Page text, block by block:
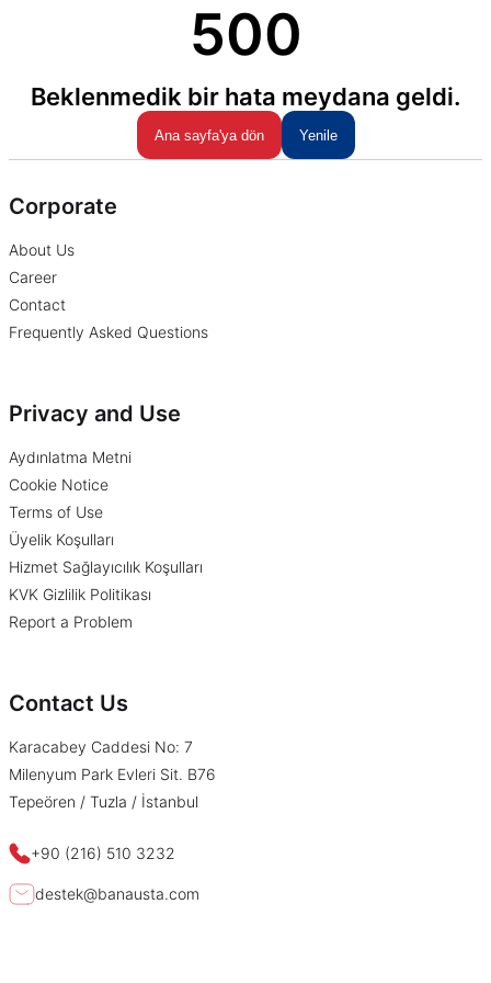
500
Beklenmedik bir hata meydana geldi.
Ana sayfa'ya dön Yenile
Corporate
About Us
Career
Contact
Frequently Asked Questions
Privacy and Use
Aydınlatma Metni
Cookie Notice
Terms of Use
Üyelik Koşulları
Hizmet Sağlayıcılık Koşulları
KVK Gizlilik Politikası
Report a Problem
Contact Us
Karacabey Caddesi No: 7
Milenyum Park Evleri Sit. B76
Tepeören / Tuzla / İstanbul
+90 (216) 510 3232
destek@banausta.com